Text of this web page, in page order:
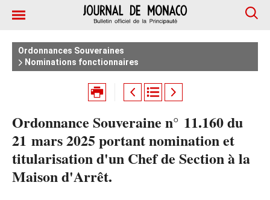
Ordonnances Souveraines
Nominations fonctionnaires
Ordonnance Souveraine n° 11.160 du
21 mars 2025 portant nomination et
titularisation d'un Chef de Section à la
Maison d'Arrêt.